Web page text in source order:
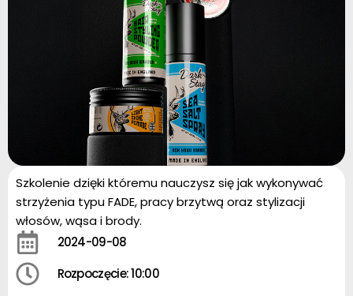
Szkolenie dzięki któremu nauczysz się jak wykonywać
strzyżenia typu FADE, pracy brzytwą oraz stylizacji
włosów, wąsa i brody.
2024-09-08
Rozpoczęcie: 10:00